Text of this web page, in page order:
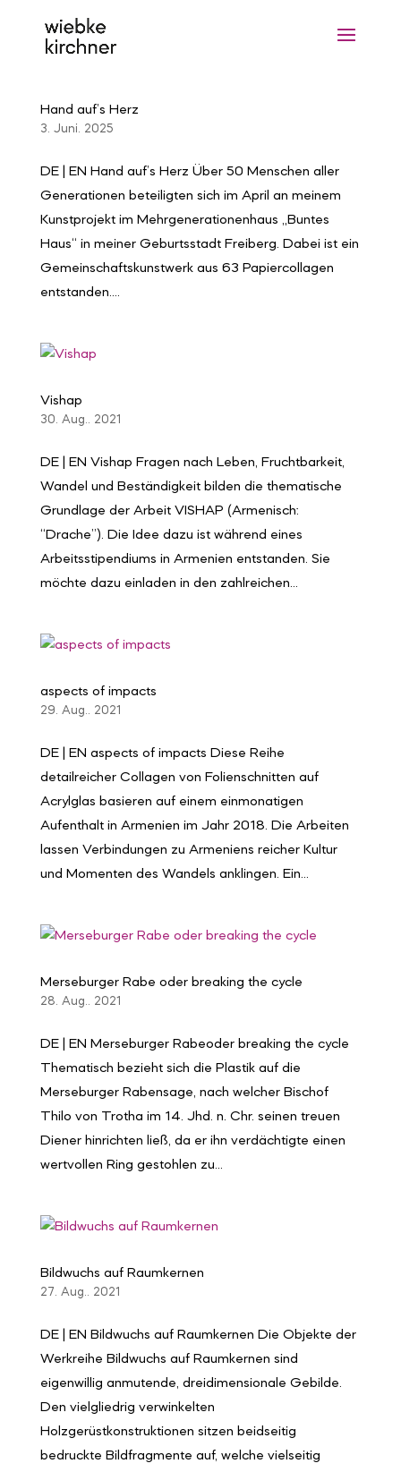
Hand auf’s Herz
3. Juni. 2025
DE | EN Hand auf’s Herz Über 50 Menschen aller
Generationen beteiligten sich im April an meinem
Kunstprojekt im Mehrgenerationenhaus „Buntes
Haus“ in meiner Geburtsstadt Freiberg. Dabei ist ein
Gemeinschaftskunstwerk aus 63 Papiercollagen
entstanden....
Vishap
30. Aug.. 2021
DE | EN Vishap Fragen nach Leben, Fruchtbarkeit,
Wandel und Beständigkeit bilden die thematische
Grundlage der Arbeit VISHAP (Armenisch:
“Drache”). Die Idee dazu ist während eines
Arbeitsstipendiums in Armenien entstanden. Sie
möchte dazu einladen in den zahlreichen...
aspects of impacts
29. Aug.. 2021
DE | EN aspects of impacts Diese Reihe
detailreicher Collagen von Folienschnitten auf
Acrylglas basieren auf einem einmonatigen
Aufenthalt in Armenien im Jahr 2018. Die Arbeiten
lassen Verbindungen zu Armeniens reicher Kultur
und Momenten des Wandels anklingen. Ein...
Merseburger Rabe oder breaking the cycle
28. Aug.. 2021
DE | EN Merseburger Rabeoder breaking the cycle
Thematisch bezieht sich die Plastik auf die
Merseburger Rabensage, nach welcher Bischof
Thilo von Trotha im 14. Jhd. n. Chr. seinen treuen
Diener hinrichten ließ, da er ihn verdächtigte einen
wertvollen Ring gestohlen zu...
Bildwuchs auf Raumkernen
27. Aug.. 2021
DE | EN Bildwuchs auf Raumkernen Die Objekte der
Werkreihe Bildwuchs auf Raumkernen sind
eigenwillig anmutende, dreidimensionale Gebilde.
Den vielgliedrig verwinkelten
Holzgerüstkonstruktionen sitzen beidseitig
bedruckte Bildfragmente auf, welche vielseitig